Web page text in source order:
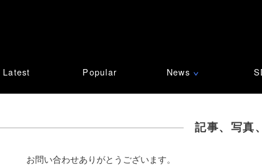
Latest Popular News ∨
記事、写真
お問い合わせありがとうございます。